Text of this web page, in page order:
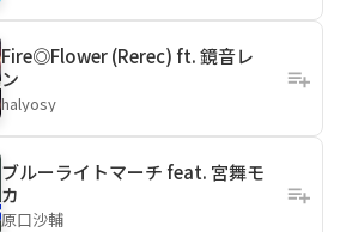
Fire◎Flower (Rerec) ft. 鏡音レ
ン
halyosy
ブルーライトマーチ feat. 宮舞モ
カ
原口沙輔